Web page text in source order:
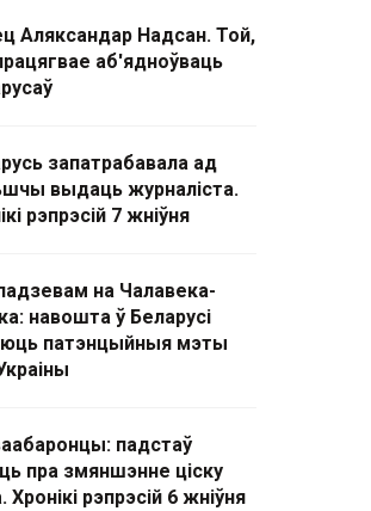
Аляксандар Надсан. Той,
аб'ядноўваць
запатрабавала ад
выдаць журналіста.
рэпрэсій 7 жніўня
на Чалавека-
навошта ў Беларусі
патэнцыйныя мэты
падстаў
пра змяншэнне ціску
Хронікі рэпрэсій 6 жніўня